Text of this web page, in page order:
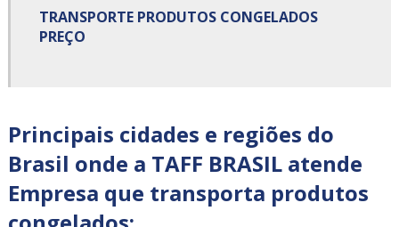
Carga fracionada transportadora
Centro de distribuição cross docking
Cross docking empresas
TRANSPORTE PRODUTOS CONGELADOS
PREÇO
Principais cidades e regiões do
Brasil onde a TAFF BRASIL atende
Empresa que transporta produtos